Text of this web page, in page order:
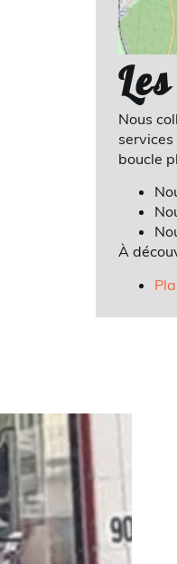
Nous
boucle
À